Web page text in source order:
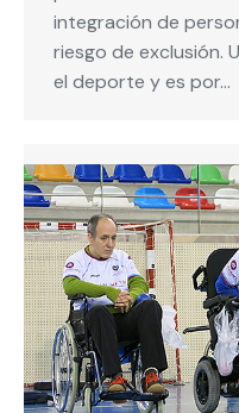
integración de
riesgo de exclusión.
el deporte y es por…